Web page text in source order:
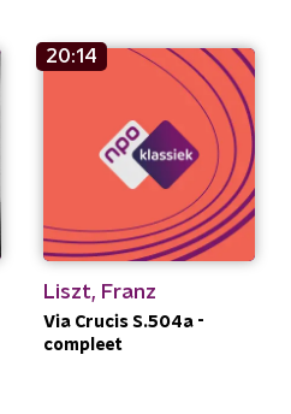
20:14
Liszt, Franz
Via Crucis S.504a -
compleet